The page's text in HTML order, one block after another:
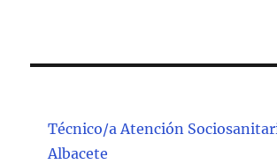
Técnico/a Atención
Albacete